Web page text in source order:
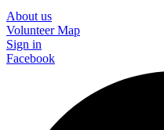
About us
Volunteer Map
Sign in
Facebook